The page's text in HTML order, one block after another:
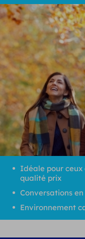
Idéale pour
qualité prix
Conversations
Environnement